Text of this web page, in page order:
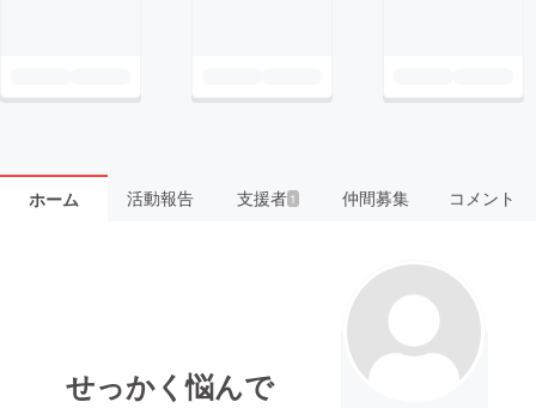
ホーム 活動報告 支援者 1 仲間募集 コメント
せっかく悩んで